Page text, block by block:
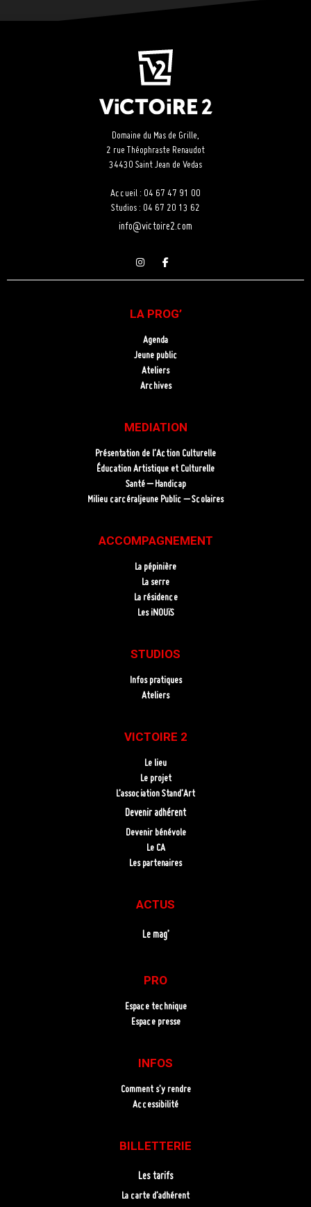
Domaine du Mas de Grille,
2 rue Théophraste Renaudot
34430 Saint Jean de Vedas
Accueil : 04 67 47 91 00
Studios : 04 67 20 13 62
info@victoire2.com
LA PROG’
Agenda
Jeune public
Ateliers
Archives
MEDIATION
Présentation de l’Action Culturelle
Éducation Artistique et Culturelle
Santé – Handicap
Milieu carcéraljeune Public – Scolaires
ACCOMPAGNEMENT
La pépinière
La serre
La résidence
Les iNOUïS
STUDIOS
Infos pratiques
Ateliers
VICTOIRE 2
Le lieu
Le projet
L’association Stand’Art
Devenir adhérent
Devenir bénévole
Le CA
Les partenaires
ACTUS
Le mag’
PRO
Espace technique
Espace presse
INFOS
Comment s’y rendre
Accessibilité
BILLETTERIE
Les tarifs
La carte d’adhérent